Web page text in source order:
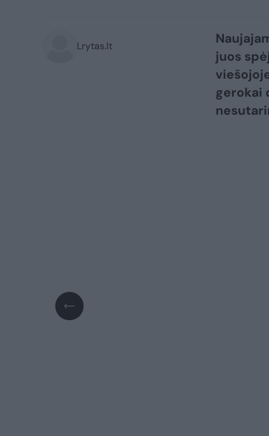
Lrytas.lt
juos
gerokai